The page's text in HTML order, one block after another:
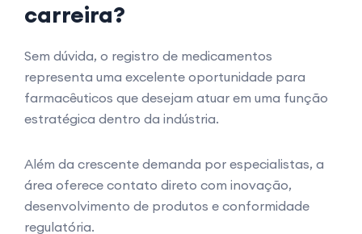
carreira?
Sem dúvida, o registro de medicamentos
representa uma excelente oportunidade para
farmacêuticos que desejam atuar em uma função
estratégica dentro da indústria.
Além da crescente demanda por especialistas, a
área oferece contato direto com inovação,
desenvolvimento de produtos e conformidade
regulatória.